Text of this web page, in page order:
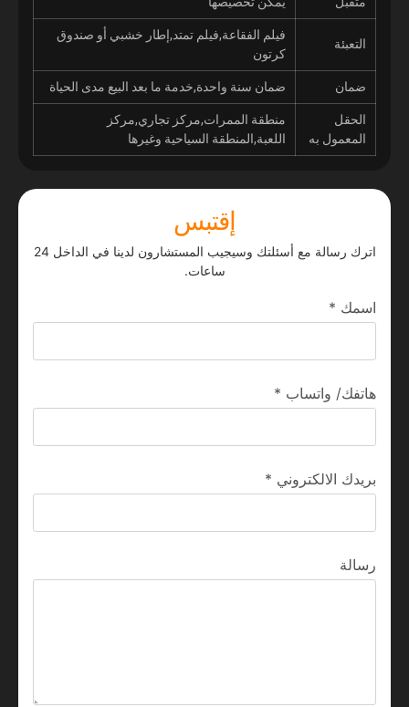
التعبئة
فيلم الفقاعة,فيلم تمتد,إطار خشبي أو صندوق
كرتون
ضمان ضمان سنة واحدة,خدمة ما بعد البيع مدى الحياة
الحقل
المعمول به
منطقة الممرات,مركز تجاري,مركز
اللعبة,المنطقة السياحية وغيرها
إقتبس
اترك رسالة مع أسئلتك وسيجيب المستشارون لدينا في الداخل 24
ساعات.
اسمك *
هاتفك/ واتساب *
بريدك الالكتروني *
رسالة